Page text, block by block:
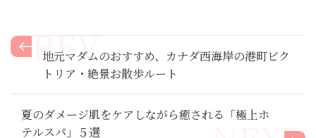
地元マダムのおすすめ、カナダ西海岸の港町ビク
トリア・絶景お散歩ルート
夏のダメージ肌をケアしながら癒される「極上ホ
テルスパ」５選